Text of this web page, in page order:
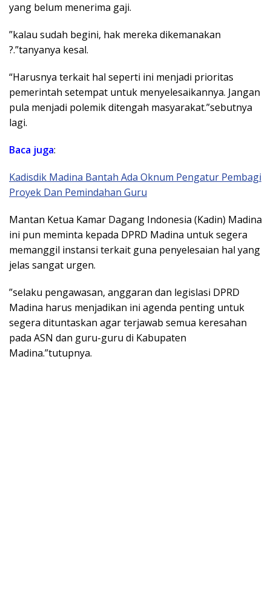
yang belum menerima gaji.
”kalau sudah begini, hak mereka dikemanakan
?.”tanyanya kesal.
“Harusnya terkait hal seperti ini menjadi prioritas
pemerintah setempat untuk menyelesaikannya. Jangan
pula menjadi polemik ditengah masyarakat.”sebutnya
lagi.
Baca juga:
Kadisdik Madina Bantah Ada Oknum Pengatur Pembagi
Proyek Dan Pemindahan Guru
Mantan Ketua Kamar Dagang Indonesia (Kadin) Madina
ini pun meminta kepada DPRD Madina untuk segera
memanggil instansi terkait guna penyelesaian hal yang
jelas sangat urgen.
”selaku pengawasan, anggaran dan legislasi DPRD
Madina harus menjadikan ini agenda penting untuk
segera dituntaskan agar terjawab semua keresahan
pada ASN dan guru-guru di Kabupaten
Madina.”tutupnya.